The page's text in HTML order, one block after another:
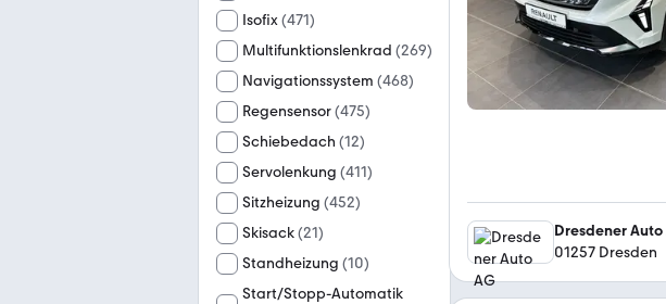
Isofix(471)
Multifunktionslenkrad (269)
Navigationssystem (468)
Regensensor(475)
Schiebedach (12)
Servolenkung (411)
Sitzheizung (452)
Skisack(21)
Standheizung (10)
Start/Stopp-Automatik
Dresdener Auto
01257 Dresden